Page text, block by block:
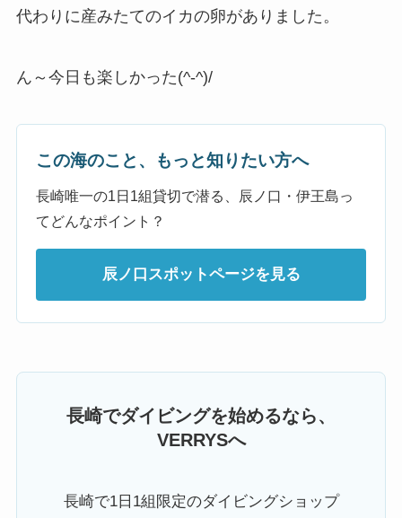
代わりに産みたてのイカの卵がありました。
ん～今日も楽しかった(^-^)/
この海のこと、もっと知りたい方へ
長崎唯一の1日1組貸切で潜る、辰ノ口・伊王島っ
てどんなポイント？
辰ノ口スポットページを見る
長崎でダイビングを始めるなら、
VERRYSへ
長崎で1日1組限定のダイビングショップ